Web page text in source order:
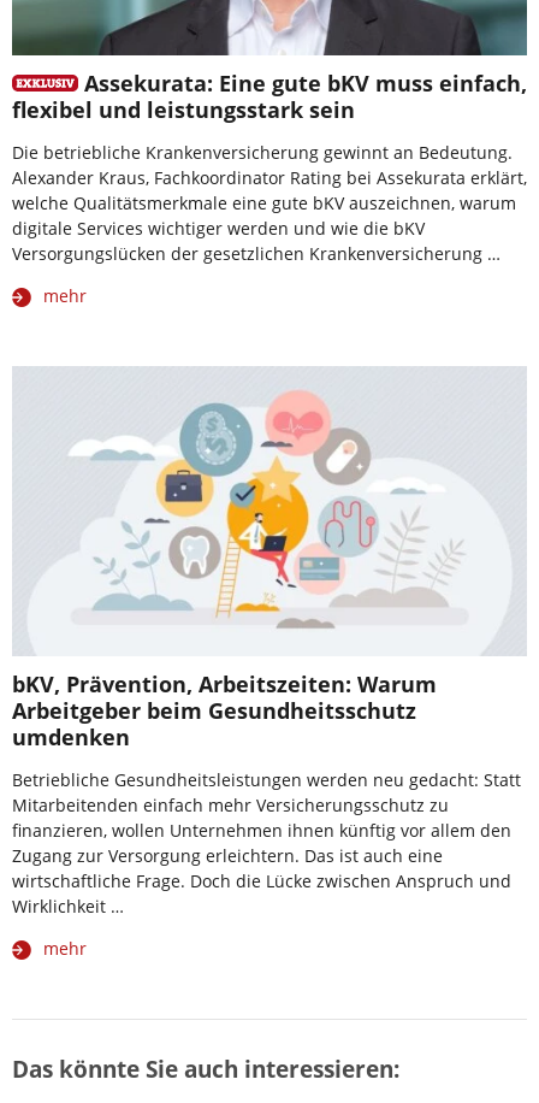
Assekurata: Eine gute bKV muss einfach,
flexibel und leistungsstark sein
Die betriebliche Krankenversicherung gewinnt an Bedeutung.
Alexander Kraus, Fachkoordinator Rating bei Assekurata erklärt,
welche Qualitätsmerkmale eine gute bKV auszeichnen, warum
digitale Services wichtiger werden und wie die bKV
Versorgungslücken der gesetzlichen Krankenversicherung …
mehr
bKV, Prävention, Arbeitszeiten: Warum
Arbeitgeber beim Gesundheitsschutz
umdenken
Betriebliche Gesundheitsleistungen werden neu gedacht: Statt
Mitarbeitenden einfach mehr Versicherungsschutz zu
finanzieren, wollen Unternehmen ihnen künftig vor allem den
Zugang zur Versorgung erleichtern. Das ist auch eine
wirtschaftliche Frage. Doch die Lücke zwischen Anspruch und
Wirklichkeit …
mehr
Das könnte Sie auch interessieren: